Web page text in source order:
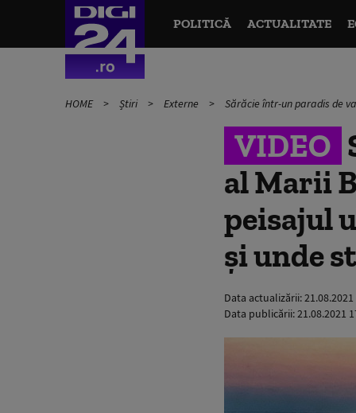
POLITICĂ ACTUALITATE
HOME Știri Externe Sărăcie într-un paradis de
VIDEO
al Marii
peisajul
și unde
Data actualizării:
Data publicării:21.08.2021